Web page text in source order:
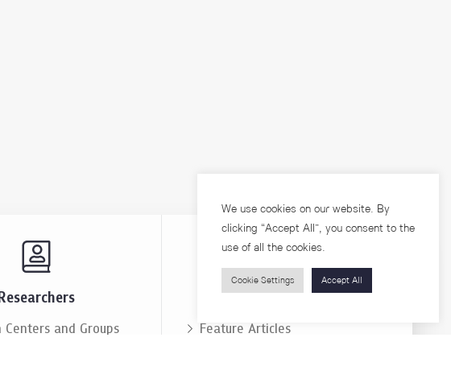
Centers and Groups
Visitors
Feature Articles
We use cookies on our website. By
clicking “Accept All”, you consent to the
use of all the cookies.
Cookie Settings Accept All